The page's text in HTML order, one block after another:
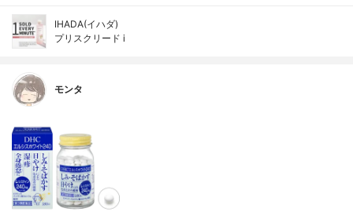
IHADA(イハダ)
プリスクリード i
モンタ